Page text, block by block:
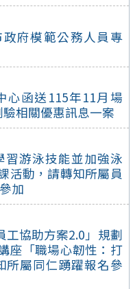
府模範公務人員專
心函送115年11月場
驗相關優惠訊息一案
游泳技能並加強泳
活動，請轉知所屬員
加
工協助方案2.0」規劃
座「職場心韌性：打
所屬同仁踴躍報名參